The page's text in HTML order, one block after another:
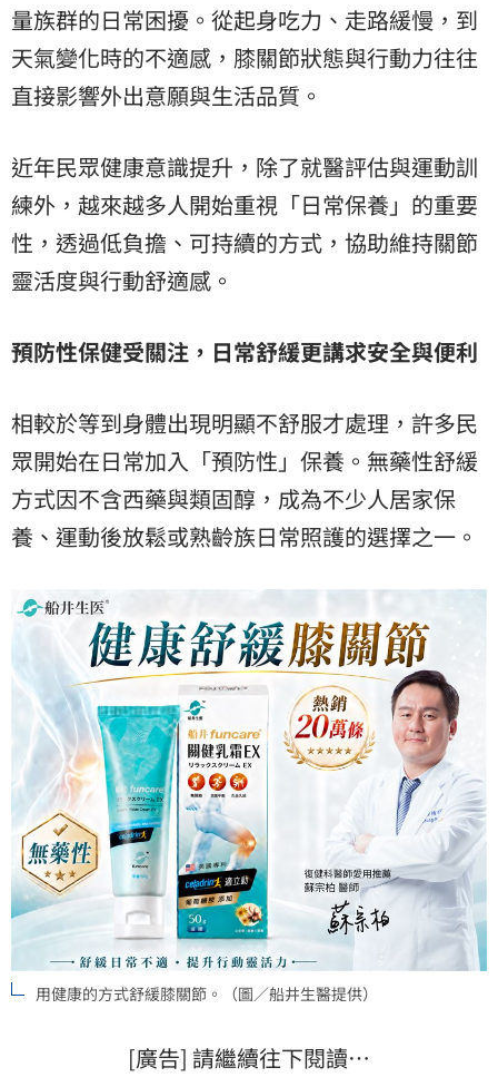
量族群的日常困擾。從起身吃力、走路緩慢，到
天氣變化時的不適感，膝關節狀態與行動力往往
直接影響外出意願與生活品質。
近年民眾健康意識提升，除了就醫評估與運動訓
練外，越來越多人開始重視「日常保養」的重要
性，透過低負擔、可持續的方式，協助維持關節
靈活度與行動舒適感。
預防性保健受關注，日常舒緩更講求安全與便利
相較於等到身體出現明顯不舒服才處理，許多民
眾開始在日常加入「預防性」保養。無藥性舒緩
方式因不含西藥與類固醇，成為不少人居家保
養、運動後放鬆或熟齡族日常照護的選擇之一。
用健康的方式舒緩膝關節。（圖／船井生醫提供）
[廣告] 請繼續往下閱讀…